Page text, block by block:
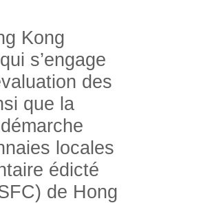
Kong
s’engage
des
que la
locales
édicté
de Hong